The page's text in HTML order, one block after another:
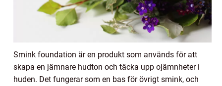
Smink foundation är en produkt som används för att
skapa en jämnare hudton och täcka upp ojämnheter i
huden. Det fungerar som en bas för övrigt smink, och